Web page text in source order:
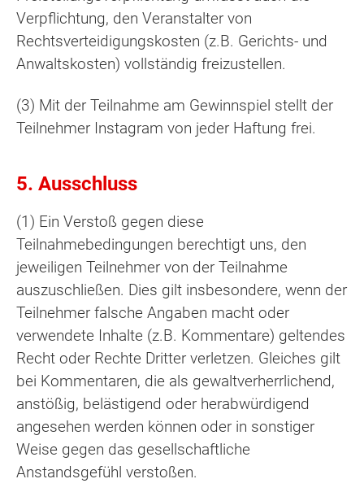
Verpflichtung, den Veranstalter von
Rechtsverteidigungskosten (z.B. Gerichts- und
Anwaltskosten) vollständig freizustellen.
(3) Mit der Teilnahme am Gewinnspiel stellt der
Teilnehmer Instagram von jeder Haftung frei.
5. Ausschluss
(1) Ein Verstoß gegen diese
Teilnahmebedingungen berechtigt uns, den
jeweiligen Teilnehmer von der Teilnahme
auszuschließen. Dies gilt insbesondere, wenn der
Teilnehmer falsche Angaben macht oder
verwendete Inhalte (z.B. Kommentare) geltendes
Recht oder Rechte Dritter verletzen. Gleiches gilt
bei Kommentaren, die als gewaltverherrlichend,
anstößig, belästigend oder herabwürdigend
angesehen werden können oder in sonstiger
Weise gegen das gesellschaftliche
Anstandsgefühl verstoßen.